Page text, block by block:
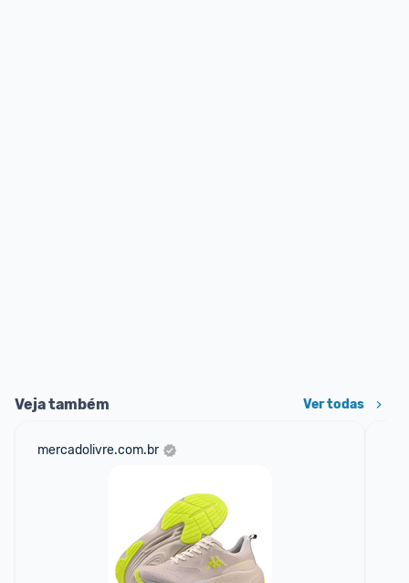
Veja também Ver todas
mercadolivre.com.br